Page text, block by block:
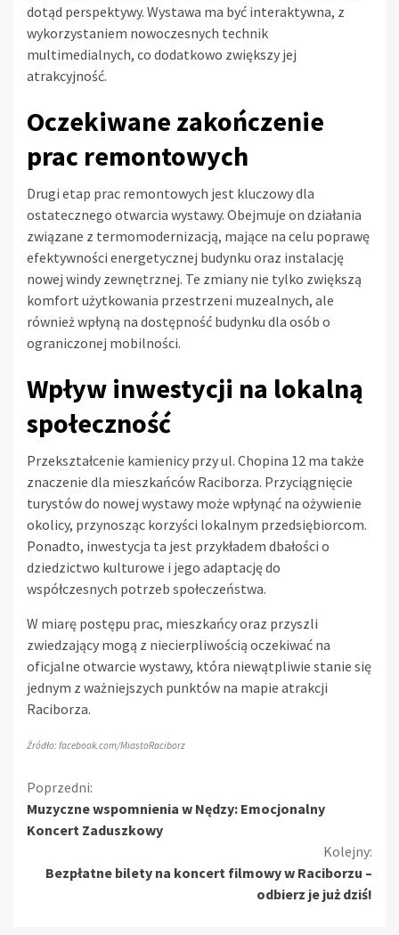
dotąd perspektywy. Wystawa ma być interaktywna, z
wykorzystaniem nowoczesnych technik
multimedialnych, co dodatkowo zwiększy jej
atrakcyjność.
Oczekiwane zakończenie
prac remontowych
Drugi etap prac remontowych jest kluczowy dla
ostatecznego otwarcia wystawy. Obejmuje on działania
związane z termomodernizacją, mające na celu poprawę
efektywności energetycznej budynku oraz instalację
nowej windy zewnętrznej. Te zmiany nie tylko zwiększą
komfort użytkowania przestrzeni muzealnych, ale
również wpłyną na dostępność budynku dla osób o
ograniczonej mobilności.
Wpływ inwestycji na lokalną
społeczność
Przekształcenie kamienicy przy ul. Chopina 12 ma także
znaczenie dla mieszkańców Raciborza. Przyciągnięcie
turystów do nowej wystawy może wpłynąć na ożywienie
okolicy, przynosząc korzyści lokalnym przedsiębiorcom.
Ponadto, inwestycja ta jest przykładem dbałości o
dziedzictwo kulturowe i jego adaptację do
współczesnych potrzeb społeczeństwa.
W miarę postępu prac, mieszkańcy oraz przyszli
zwiedzający mogą z niecierpliwością oczekiwać na
oficjalne otwarcie wystawy, która niewątpliwie stanie się
jednym z ważniejszych punktów na mapie atrakcji
Raciborza.
Źródło: facebook.com/MiastoRaciborz
Kontynuuj
czytanie
Poprzedni:
Muzyczne wspomnienia w Nędzy: Emocjonalny
Koncert Zaduszkowy
Kolejny:
Bezpłatne bilety na koncert filmowy w Raciborzu –
odbierz je już dziś!